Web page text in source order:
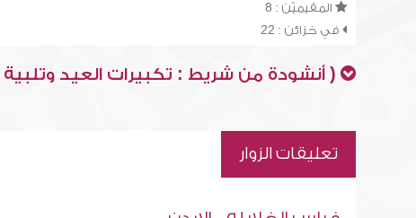
المقيميّن : 8
في خزائن : 22
( أنشودة من شريط : تكبيرات العيد
تعليقات الزوار